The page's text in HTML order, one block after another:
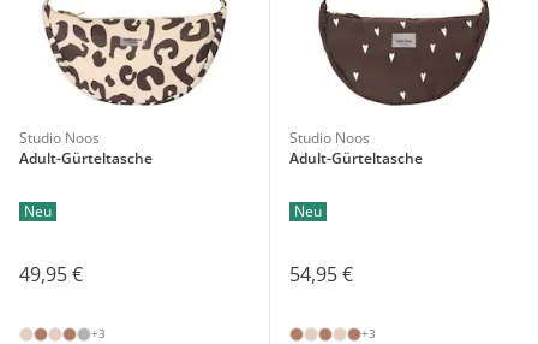
Studio Noos
Adult-Gürteltasche
Neu
49,95 €
+3
Studio Noos
Adult-Gürteltasche
Neu
54,95 €
+3